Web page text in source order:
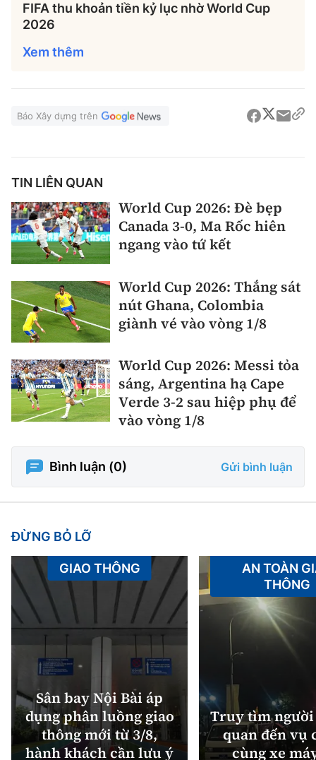
FIFA thu khoản tiền kỷ lục nhờ World Cup
2026
Xem thêm
Báo Xây dựng trên
TIN LIÊN QUAN
World Cup 2026: Đè bẹp
Canada 3-0, Ma Rốc hiên
ngang vào tứ kết
World Cup 2026: Thắng sát
nút Ghana, Colombia
giành vé vào vòng 1/8
World Cup 2026: Messi tỏa
sáng, Argentina hạ Cape
Verde 3-2 sau hiệp phụ để
vào vòng 1/8
Bình luận (0) Gửi bình luận
ĐỪNG BỎ LỠ
Sân bay Nội Bài áp
dụng phân luồng giao
thông mới từ 3/8,
hành khách cần lưu ý
GIAO THÔNG
Truy tìm
quan đến vụ
cùng xe
AN TOÀN
THÔNG